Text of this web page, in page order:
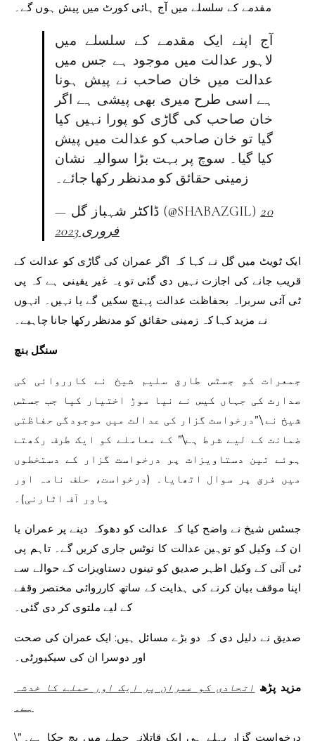
مقدمے کے سلسلے میں آج ہائی کورٹ میں پیش ہوں گے۔
آج اپنے ایک مقدمے کے سلسلے میں
لاہور عدالت میں موجود ہے جس میں
عدالت میں خان صاحب نے پیش ہونا
ہے اسی طرح میری بھی پیشی ہے اگر
خان صاحب کی گاڑی کو پورا نہیں کیا
گیا تو خان ​​صاحب کو عدالت میں پیش
کیا گیا۔ سوچ پر بہت بڑا سوالیہ نشان
زمینی حقائق کو مدنظر رکھا جائے۔
— ڈاکٹر شہباز گل (@SHABAZGIL) 20
فروری 2023
ایک ٹویٹ میں گل نے کہا کہ اگر عمران کی گاڑی کو عدالت کے
قریب جانے کی اجازت نہیں دی گئی تو یہ غیر یقینی ہے کہ پی
ٹی آئی سربراہ بحفاظت عدالت پہنچ سکیں گے یا نہیں۔ انہوں
نے مزید کہا کہ زمینی حقائق کو مدنظر رکھا جانا چاہیے۔
سنگل بنچ
جمعرات کو جسٹس طارق سلیم شیخ نے کارروائی کی
صدارت کی جہاں کیس نے نیا موڑ اختیار کیا جب جسٹس
شیخ نے \”درخواست گزار کی عدالت میں موجودگی حفاظتی
ضمانت کے لیے شرط ہے\” کے معاملے کو ایک طرف رکھتے
ہوئے تین دستاویزات پر درخواست گزار کے دستخطوں
میں فرق پر سوال اٹھایا۔ (درخواست، حلف نامہ اور
پاور آف اٹارنی)۔
جسٹس شیخ نے واضح کیا کہ عدالت کو دھوکہ دینے پر عمران یا
ان کے وکیل کو توہین عدالت کا نوٹس جاری کریں گے۔ تاہم پی
ٹی آئی کے وکیل اظہر صدیق کو تینوں دستاویزات کے حوالے سے
اپنا موقف بیان کرنے کی ہدایت کے ساتھ کارروائی مختصر وقفے
کے لیے ملتوی کر دی گئی۔
صدیق نے دلیل دی کہ دو بڑے مسائل ہیں: ایک عمران کی صحت
اور دوسرا ان کی سیکیورٹی۔
مزید پڑھ اتحادی کو عمران پر ایک اور حملے کا خدشہ
ہے۔
\”درخواست گزار پہلے ہی ایک قاتلانہ حملے میں بچ چکا ہے۔